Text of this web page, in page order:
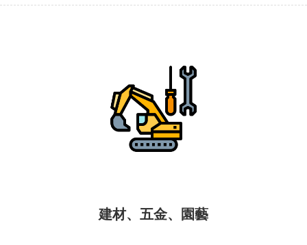
建材、五金、園藝